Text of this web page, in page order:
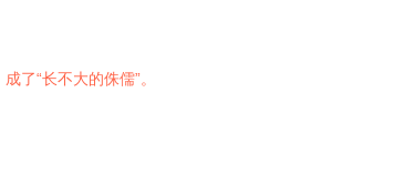
了“长不大的侏儒”。